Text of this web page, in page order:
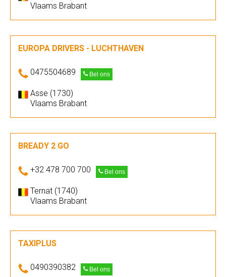
Vlaams Brabant
EUROPA DRIVERS - LUCHTHAVEN
0475504689 Bel ons
Asse (1730)
Vlaams Brabant
BREADY 2 GO
+32 478 700 700 Bel ons
Ternat (1740)
Vlaams Brabant
TAXIPLUS
0490390382 Bel ons